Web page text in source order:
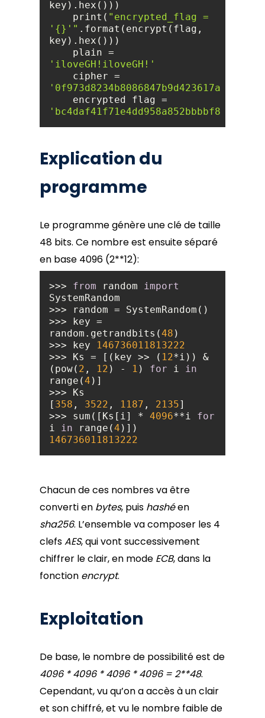
    print(
"encrypted_flag =
'{}'" .format(encrypt(flag,
'iloveGH!iloveGH!'
'0f973d8234b8086847b9d423617a19b0'
'bc4daf41f71e4dd958a852bbbbf8dfec'
Explication du
programme
Le programme génère une clé de taille
48 bits. Ce nombre est ensuite séparé
en base 4096 (2**12):
>>> from random import
>>> key =
random.getrandbits(48
>>> key 146736011813222
>>> Ks = [(key >> ( 12*i)) &
(pow( 2 , 12 ) - 1 ) for i in
range(4
[ 358 , 3522 , 1187 , 2135
>>> sum([Ks[i] * 4096**i for
i in range(4
146736011813222
Chacun de ces nombres va être
converti en bytes, puis hashéen
sha256. L’ensemble va composer les 4
clefsAES, qui vont successivement
chiffrer le clair, en mode ECB, dans la
fonction encrypt.
Exploitation
De base, le nombre de possibilité est de
4096 * 4096 * 4096 * 4096 = 2**48.
Cependant, vu qu’on a accès à un clair
et son chiffré, et vu le nombre faible de